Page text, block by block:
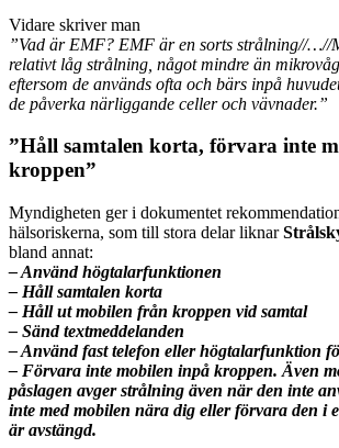
Vidare skriver man
”Vad är EMF? EMF är en sorts strålning//…//
relativt låg strålning, något mindre än
eftersom de används ofta och bärs inpå
de påverka närliggande celler och vävnader.”
”Håll samtalen korta, förvara inte
kroppen”
Myndigheten ger i dokumentet
hälsoriskerna, som till stora delar liknar
bland annat:
– Använd högtalarfunktionen
– Håll samtalen korta
– Håll ut mobilen från kroppen vid samtal
– Sänd textmeddelanden
– Använd fast telefon eller högtalarfunktion
– Förvara inte mobilen inpå kroppen. Även
påslagen avger strålning även när den inte
inte med mobilen nära dig eller förvara den i
är avstängd.